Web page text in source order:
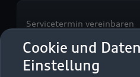
Cookie und
Einstellung
Servicetermin vereinbaren